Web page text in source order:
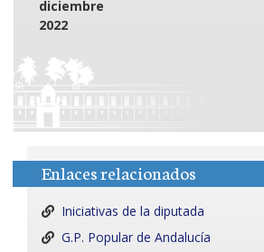
diciembre
2022
Enlaces relacionados
Iniciativas de la diputada
G.P. Popular de Andalucía